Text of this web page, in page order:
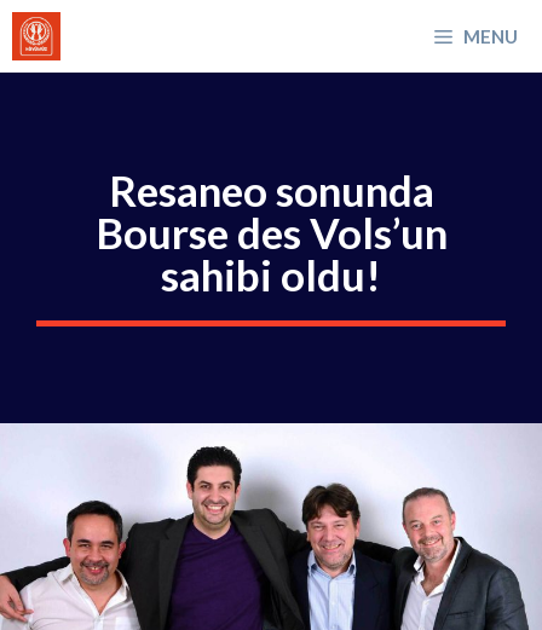
İçeriğe
atla
MENU
Resaneo sonunda
Bourse des Vols’un
sahibi oldu!